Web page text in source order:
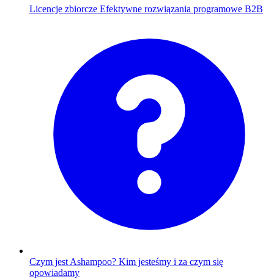
Licencje zbiorcze Efektywne rozwiązania programowe B2B
Czym jest Ashampoo? Kim jesteśmy i za czym się
opowiadamy